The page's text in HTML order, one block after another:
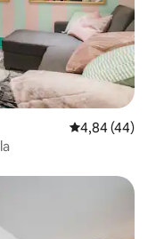
4,84 (44)